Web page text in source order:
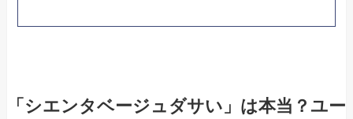
「シエンタベージュダサい」は本当？ユー